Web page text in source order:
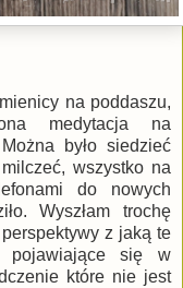
na poddaszu,
medytacja na
było siedzieć
wszystko na
do nowych
Wyszłam trochę
z jaką te
pojawiające się w
które nie jest